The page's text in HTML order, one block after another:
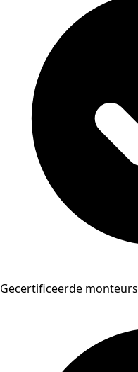
Gecertificeerde monteurs